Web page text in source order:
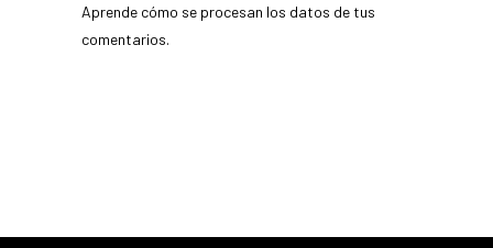
Aprende cómo se procesan los datos de tus
comentarios.